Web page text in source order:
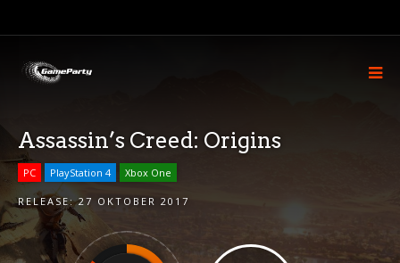
Assassin’s Creed: Origins
PC PlayStation 4 Xbox One
RELEASE:27 OKTOBER 2017